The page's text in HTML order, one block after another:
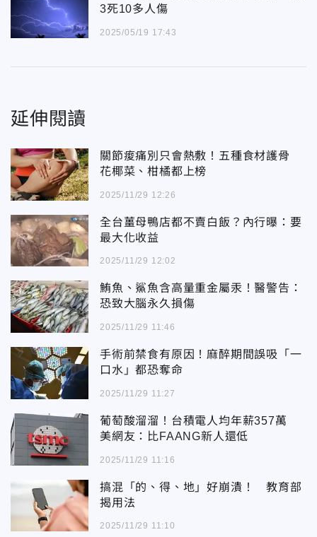
3死10多人傷
2025/05/19 17:43
延伸閱讀
關節痠痛別只會熱敷！五種食材護骨
花椰菜、柑橘都上榜
2025/11/29 12:26
全台薑母鴨店都不賣白飯？內行曝：要
最大化收益
2025/11/29 12:02
鮪魚、鯊魚含高量重金屬汞！醫警告：
恐致大腦永久損傷
2025/11/29 11:46
手術前禁食有原因！麻醉期間誤吸「一
口水」都恐奪命
2025/11/29 11:27
葡萄酸溜溜！台積電人均年薪357萬
美網友：比FAANG新人還低
2025/11/29 11:16
搞混「的、得、地」好崩潰！ 教育部
揭用法
2025/11/29 11:10